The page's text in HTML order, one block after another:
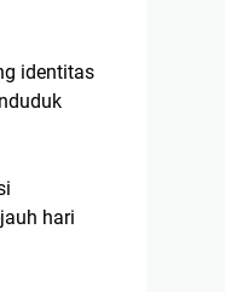
identitas
hari